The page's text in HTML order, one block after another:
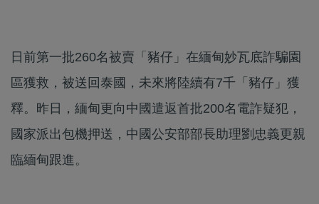
日前第一批260名被賣「豬仔」在緬甸妙瓦底詐騙園
區獲救，被送回泰國，未來將陸續有7千「豬仔」獲
釋。昨日，緬甸更向中國遣返首批200名電詐疑犯，
國家派出包機押送，中國公安部部長助理劉忠義更親
臨緬甸跟進。